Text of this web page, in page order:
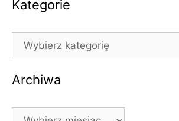
Kategorie
Kategorie
Archiwa
Archiwa